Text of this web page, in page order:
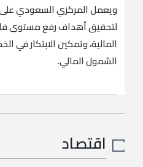
ويعمل المركزي السعودي
لتحقيق أهداف رفع مستوى
المالية، وتمكين الابتكار في
الشمول المالي.
اقتصاد